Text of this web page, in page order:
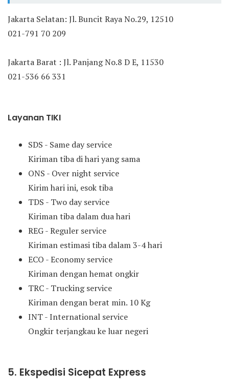
Jakarta Selatan: Jl. Buncit Raya No.29, 12510
021-791 70 209
Jakarta Barat : Jl. Panjang No.8 D E, 11530
021-536 66 331
Layanan TIKI
SDS - Same day service
Kiriman tiba di hari yang sama
ONS - Over night service
Kirim hari ini, esok tiba
TDS - Two day service
Kiriman tiba dalam dua hari
REG - Reguler service
Kiriman estimasi tiba dalam 3-4 hari
ECO - Economy service
Kiriman dengan hemat ongkir
TRC - Trucking service
Kiriman dengan berat min. 10 Kg
INT - International service
Ongkir terjangkau ke luar negeri
5. Ekspedisi Sicepat Express